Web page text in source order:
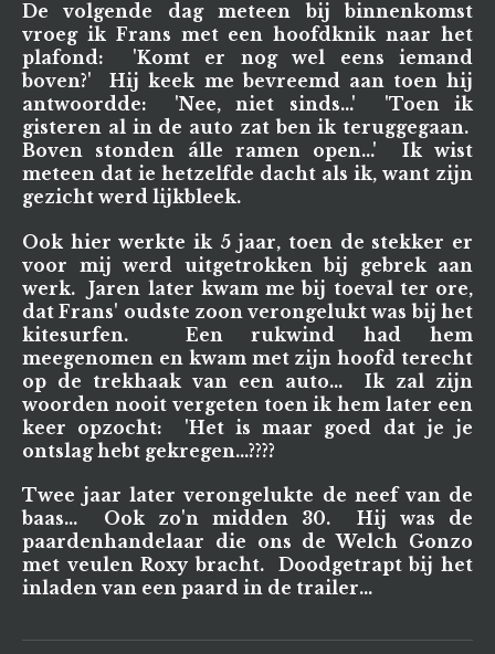
De volgende dag meteen bij binnenkomst
vroeg ik Frans met een hoofdknik naar het
plafond: 'Komt er nog wel eens iemand
boven?' Hij keek me bevreemd aan toen hij
antwoordde: 'Nee, niet sinds...' 'Toen ik
gisteren al in de auto zat ben ik teruggegaan.
Boven stonden álle ramen open...' Ik wist
meteen dat ie hetzelfde dacht als ik, want zijn
gezicht werd lijkbleek.
Ook hier werkte ik 5 jaar, toen de stekker er
voor mij werd uitgetrokken bij gebrek aan
werk. Jaren later kwam me bij toeval ter ore,
dat Frans' oudste zoon verongelukt was bij het
kitesurfen. Een rukwind had hem
meegenomen en kwam met zijn hoofd terecht
op de trekhaak van een auto... Ik zal zijn
woorden nooit vergeten toen ik hem later een
keer opzocht: 'Het is maar goed dat je je
ontslag hebt gekregen...????
Twee jaar later verongelukte de neef van de
baas... Ook zo'n midden 30. Hij was de
paardenhandelaar die ons de Welch Gonzo
met veulen Roxy bracht. Doodgetrapt bij het
inladen van een paard in de trailer...